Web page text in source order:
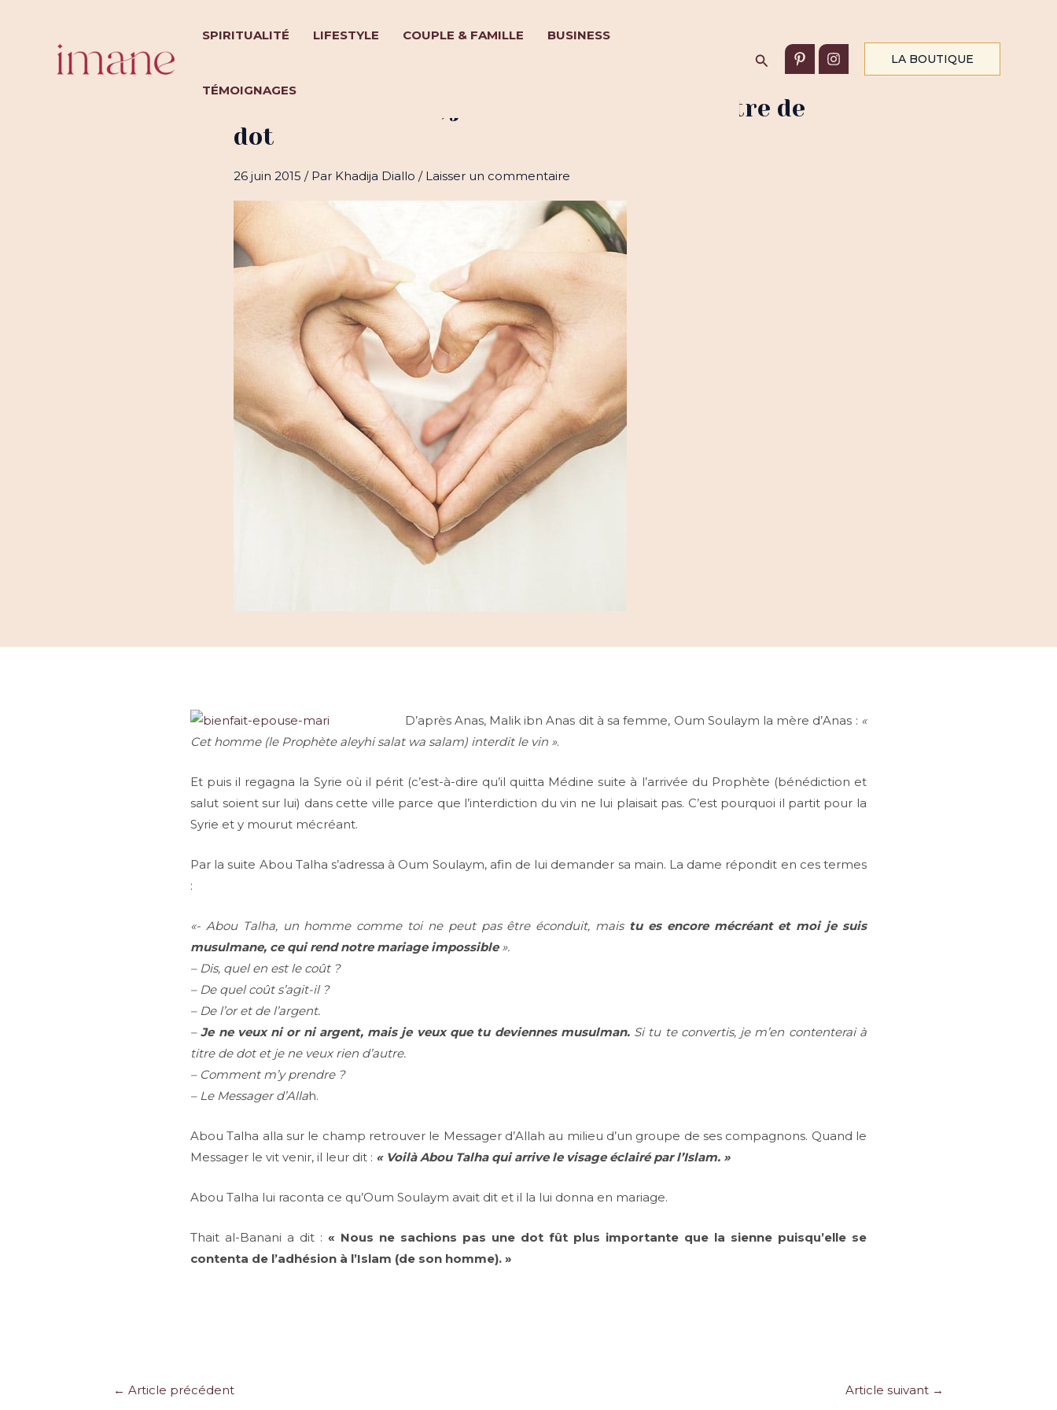
SPIRITUALITÉ LIFESTYLE COUPLE & FAMILLE BUSINESS
TÉMOIGNAGES
Rechercher LA BOUTIQUE
Si tu te convertis, je m’en contenterai à titre de
dot
26 juin 2015 / Par Khadija Diallo / Laisser un commentaire
D’après Anas, Malik ibn Anas dit à sa femme, Oum Soulaym la mère d’Anas : «
Cet homme (le Prophète aleyhi salat wa salam) interdit le vin ».
Et puis il regagna la Syrie où il périt (c’est-à-dire qu’il quitta Médine suite à l’arrivée du Prophète (bénédiction et
salut soient sur lui) dans cette ville parce que l’interdiction du vin ne lui plaisait pas. C’est pourquoi il partit pour la
Syrie et y mourut mécréant.
Par la suite Abou Talha s’adressa à Oum Soulaym, afin de lui demander sa main. La dame répondit en ces termes
:
«- Abou Talha, un homme comme toi ne peut pas être éconduit, mais tu es encore mécréant et moi je suis
musulmane, ce qui rend notre mariage impossible».
– Dis, quel en est le coût ?
– De quel coût s’agit-il ?
– De l’or et de l’argent.
–Je ne veux ni or ni argent, mais je veux que tu deviennes musulman.Si tu te convertis, je m’en contenterai à
titre de dot et je ne veux rien d’autre.
– Comment m’y prendre ?
– Le Messager d’Allah.
Abou Talha alla sur le champ retrouver le Messager d’Allah au milieu d’un groupe de ses compagnons. Quand le
Messager le vit venir, il leur dit : « Voilà Abou Talha qui arrive le visage éclairé par l’Islam. »
Abou Talha lui raconta ce qu’Oum Soulaym avait dit et il la lui donna en mariage.
Thait al-Banani a dit :« Nous ne sachions pas une dot fût plus importante que la sienne puisqu’elle se
contenta de l’adhésion à l’Islam (de son homme). »
Navigation
← Article précédent Article suivant →